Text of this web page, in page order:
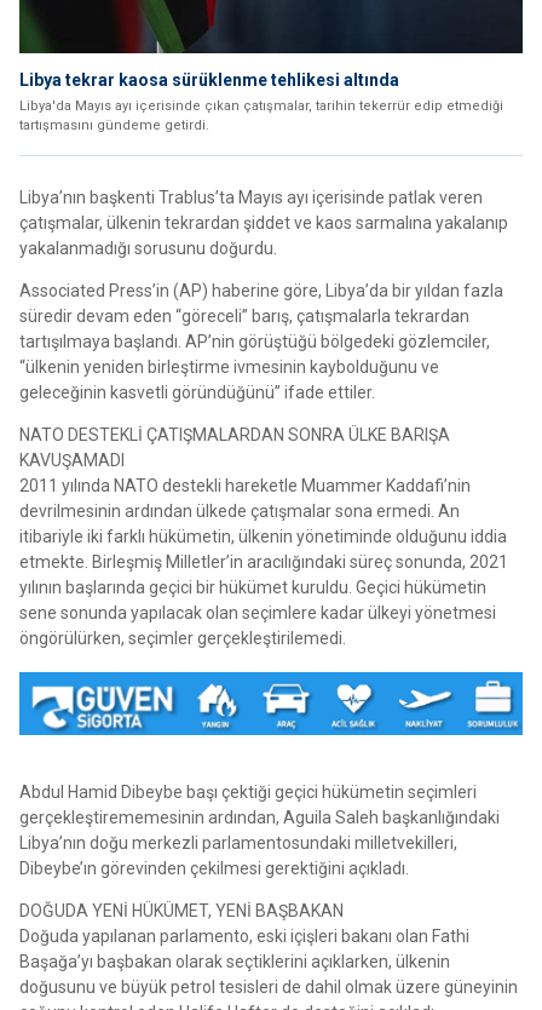
Libya tekrar kaosa sürüklenme tehlikesi altında
Libya'da Mayıs ayı içerisinde çıkan çatışmalar, tarihin tekerrür edip etmediği
tartışmasını gündeme getirdi.
Libya’nın başkenti Trablus’ta Mayıs ayı içerisinde patlak veren
çatışmalar, ülkenin tekrardan şiddet ve kaos sarmalına yakalanıp
yakalanmadığı sorusunu doğurdu.
Associated Press’in (AP) haberine göre, Libya’da bir yıldan fazla
süredir devam eden “göreceli” barış, çatışmalarla tekrardan
tartışılmaya başlandı. AP’nin görüştüğü bölgedeki gözlemciler,
“ülkenin yeniden birleştirme ivmesinin kaybolduğunu ve
geleceğinin kasvetli göründüğünü” ifade ettiler.
NATO DESTEKLİ ÇATIŞMALARDAN SONRA ÜLKE BARIŞA
KAVUŞAMADI
2011 yılında NATO destekli hareketle Muammer Kaddafi’nin
devrilmesinin ardından ülkede çatışmalar sona ermedi. An
itibariyle iki farklı hükümetin, ülkenin yönetiminde olduğunu iddia
etmekte. Birleşmiş Milletler’in aracılığındaki süreç sonunda, 2021
yılının başlarında geçici bir hükümet kuruldu. Geçici hükümetin
sene sonunda yapılacak olan seçimlere kadar ülkeyi yönetmesi
öngörülürken, seçimler gerçekleştirilemedi.
Abdul Hamid Dibeybe başı çektiği geçici hükümetin seçimleri
gerçekleştirememesinin ardından, Aguila Saleh başkanlığındaki
Libya’nın doğu merkezli parlamentosundaki milletvekilleri,
Dibeybe’ın görevinden çekilmesi gerektiğini açıkladı.
DOĞUDA YENİ HÜKÜMET, YENİ BAŞBAKAN
Doğuda yapılanan parlamento, eski içişleri bakanı olan Fathi
Başağa’yı başbakan olarak seçtiklerini açıklarken, ülkenin
doğusunu ve büyük petrol tesisleri de dahil olmak üzere güneyinin